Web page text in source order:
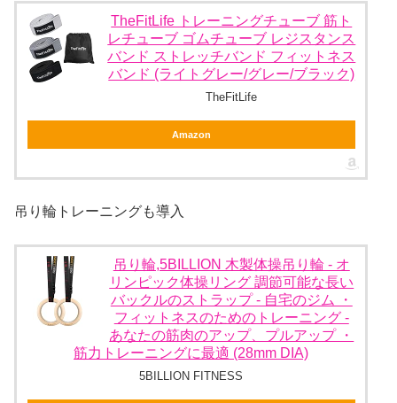
TheFitLife トレーニングチューブ 筋ト
レチューブ ゴムチューブ レジスタンス
バンド ストレッチバンド フィットネス
バンド (ライトグレー/グレー/ブラック)
TheFitLife
Amazon
吊り輪トレーニングも導入
吊り輪,5BILLION 木製体操吊り輪 - オ
リンピック体操リング 調節可能な長い
バックルのストラップ - 自宅のジム ・
フィットネスのためのトレーニング -
あなたの筋肉のアップ、プルアップ ・
筋力トレーニングに最適 (28mm DIA)
5BILLION FITNESS